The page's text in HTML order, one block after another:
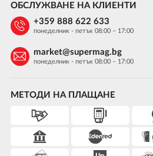
МЕТОДИ НА ПЛАЩАНЕ
ОБСЛУЖВАНЕ НА КЛИЕНТИ
+359 888 622 633
понеделник - петък 08:00 – 17:00
market@supermag.bg
понеделник - петък 08:00 – 17:00